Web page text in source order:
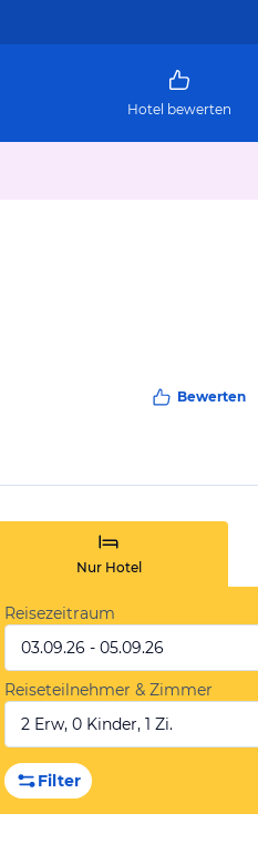
Hotel bewerten
Bewerten
Nur Hotel
Reisezeitraum
03.09.26 - 05.09.26
Reiseteilnehmer & Zimmer
2 Erw, 0 Kinder, 1 Zi.
Filter